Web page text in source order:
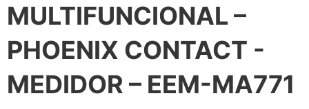
MULTIFUNCIONAL –
PHOENIX CONTACT -
MEDIDOR – EEM-MA771